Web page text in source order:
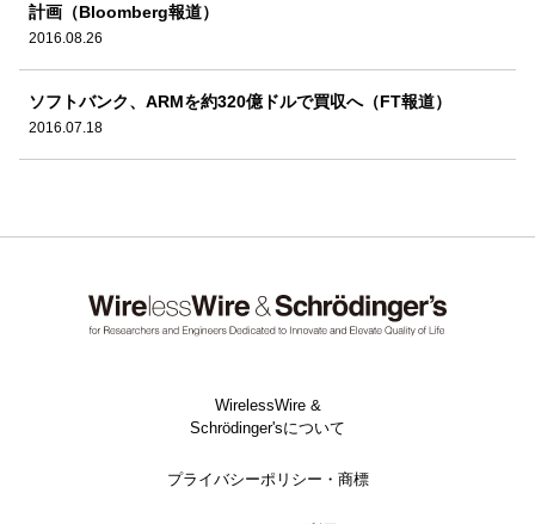
計画（Bloomberg報道）
2016.08.26
ソフトバンク、ARMを約320億ドルで買収へ（FT報道）
2016.07.18
WirelessWire &
Schrödinger'sについて
プライバシーポリシー・商標